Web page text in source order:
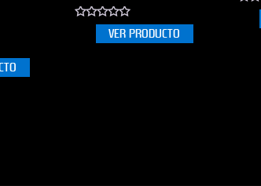
VER PRODUCTO